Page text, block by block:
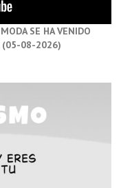
SE HA VENIDO
(05-08-2026)